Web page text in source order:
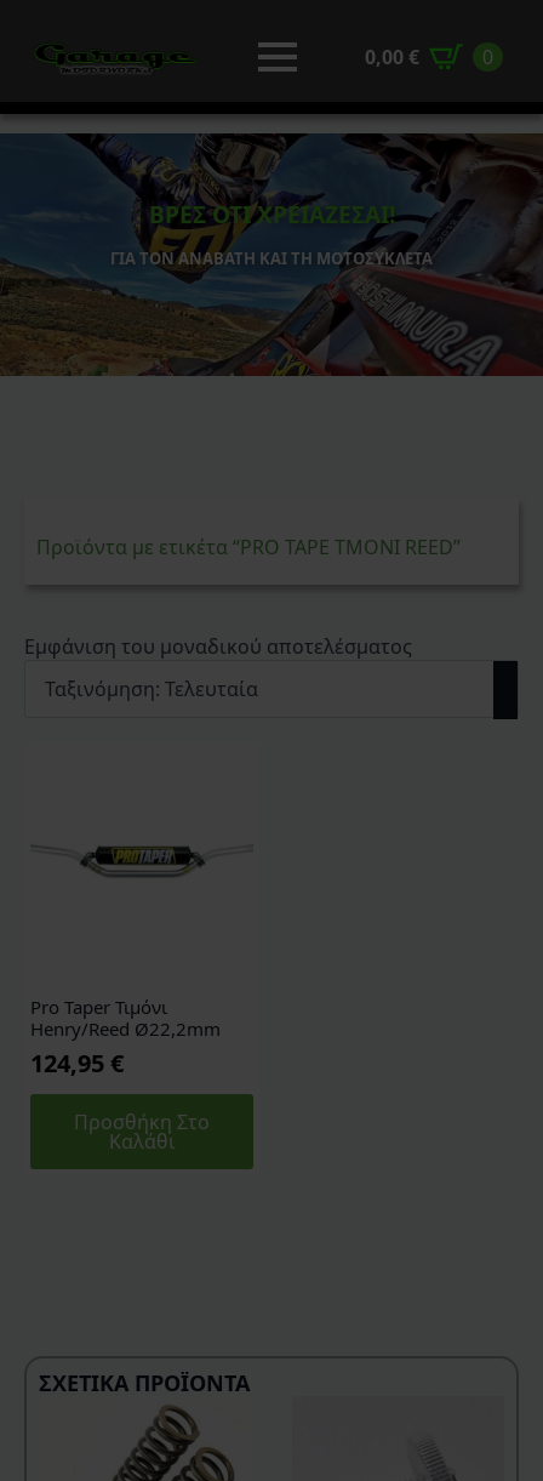
0,00 € 0
ΒΡΕΣ ΟΤΙ ΧΡΕΙΑΖΕΣΑΙ!
ΓΙΑ ΤΟΝ ΑΝΑΒΑΤΗ ΚΑΙ ΤΗ ΜΟΤΟΣΥΚΛΕΤΑ
Προϊόντα με ετικέτα “PRO TAPE ΤΜΟΝΙ REED”
Εμφάνιση του μοναδικού αποτελέσματος
Pro Taper Τιμόνι
Henry/Reed Ø22,2mm
124,95 €
Προσθήκη Στο
Καλάθι
ΣΧΕΤΙΚΆ ΠΡΟΪΌΝΤΑ